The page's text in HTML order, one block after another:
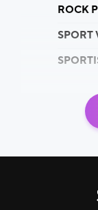
ROCK
SPORT